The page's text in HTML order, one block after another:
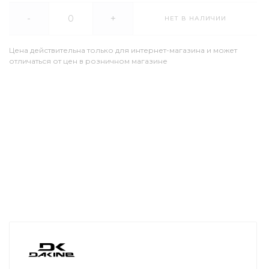
- + НЕТ В НАЛИЧИИ
Цена действительна только для интернет-магазина и может
отличаться от цен в розничном магазине